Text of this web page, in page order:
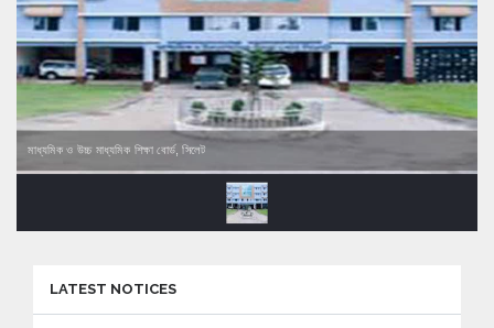
মাধ্যমিক ও উচ্চ মাধ্যমিক শিক্ষা বোর্ড, সিলেট
LATEST NOTICES